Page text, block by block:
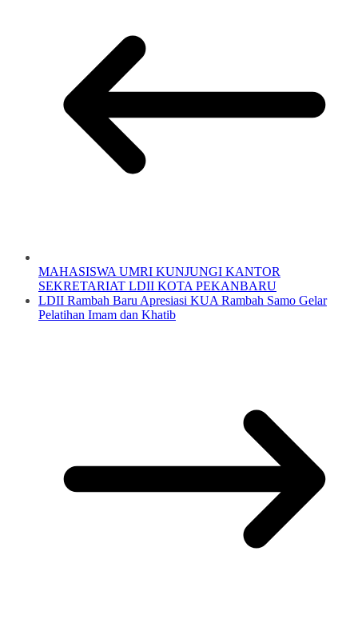
MAHASISWA UMRI KUNJUNGI KANTOR
SEKRETARIAT LDII KOTA PEKANBARU
LDII Rambah Baru Apresiasi KUA Rambah Samo Gelar
Pelatihan Imam dan Khatib